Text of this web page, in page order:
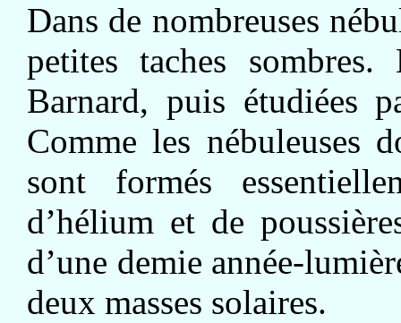
Dans de nombreuses
petites taches
Barnard, puis étudiées
Comme les nébuleuses
sont formés
d’hélium et de
d’une demie année-
deux masses solaires.